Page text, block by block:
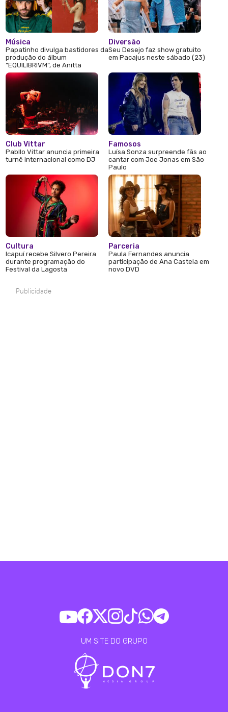
Música
Papatinho divulga bastidores da
produção do álbum
“EQUILIBRIVM”, de Anitta
Club Vittar
Pabllo Vittar anuncia primeira
turnê internacional como DJ
Cultura
Icapuí recebe Silvero Pereira
durante programação do
Festival da Lagosta
Diversão
Seu Desejo faz show gratuito
em Pacajus neste sábado (23)
Famosos
Luísa Sonza surpreende fãs ao
cantar com Joe Jonas em São
Paulo
Parceria
Paula Fernandes anuncia
participação de Ana Castela em
novo DVD
Publicidade
UM SITE DO GRUPO